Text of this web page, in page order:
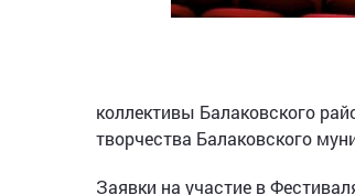
коллективы Балаковского
творчества Балаковского
Заявки на участие в